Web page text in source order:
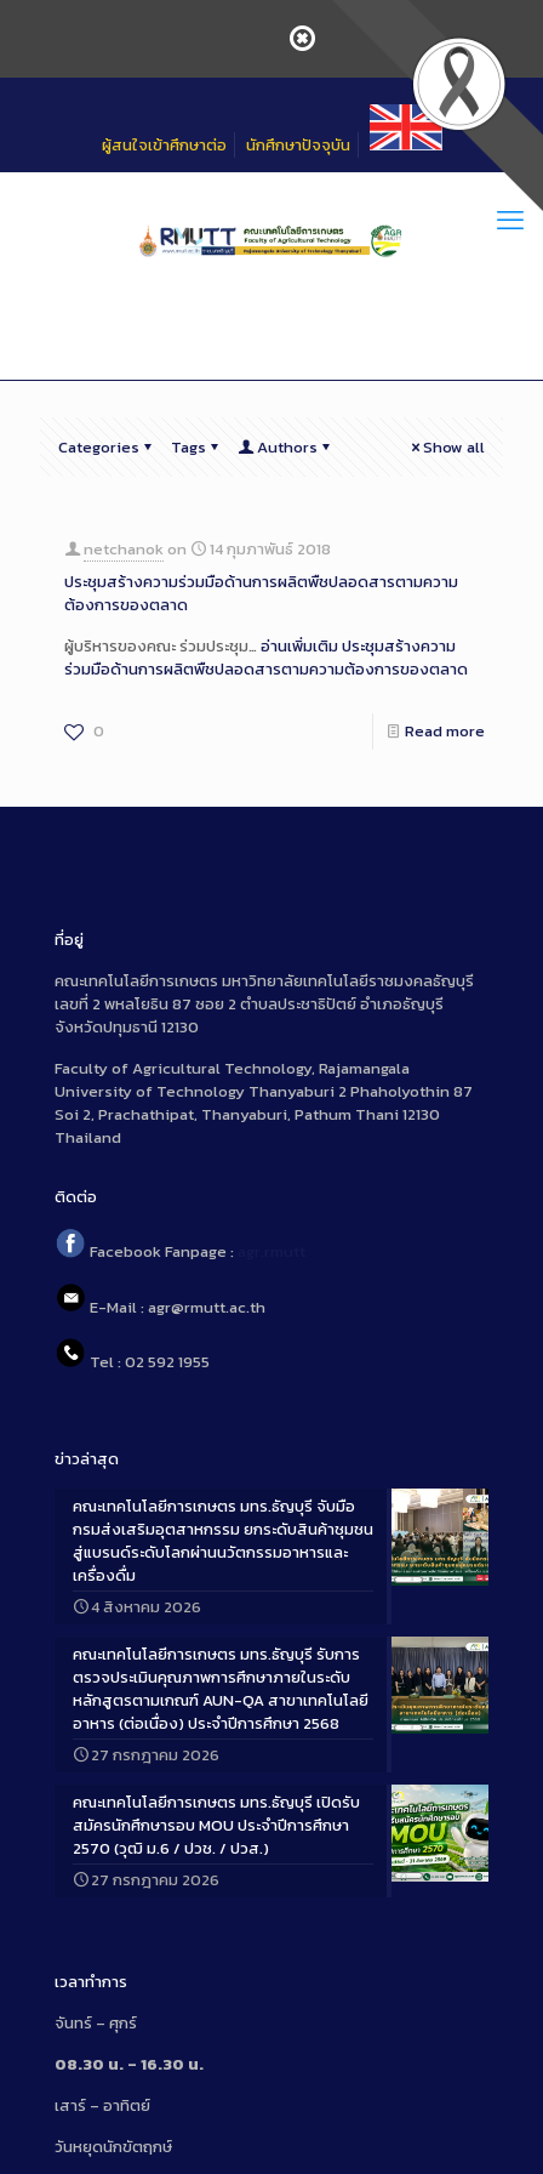
ผู้สนใจเข้าศึกษาต่อ นักศึกษาปัจจุบัน
Categories Tags Authors Show all
netchanok on
14 กุมภาพันธ์ 2018
ประชุมสร้างความร่วมมือด้านการผลิตพืชปลอดสารตามความ
ต้องการของตลาด
ผู้บริหารของคณะ ร่วมประชุม… อ่านเพิ่มเติมประชุมสร้างความ
ร่วมมือด้านการผลิตพืชปลอดสารตามความต้องการของตลาด
0 Read more
ที่อยู่
คณะเทคโนโลยีการเกษตร มหาวิทยาลัยเทคโนโลยีราชมงคลธัญบุรี
เลขที่ 2 พหลโยธิน 87 ซอย 2 ตำบลประชาธิปัตย์ อำเภอธัญบุรี
จังหวัดปทุมธานี 12130
Faculty of Agricultural Technology, Rajamangala
University of Technology Thanyaburi 2 Phaholyothin 87
Soi 2, Prachathipat, Thanyaburi, Pathum Thani 12130
Thailand
ติดต่อ
Facebook Fanpage :
E-Mail : agr@rmutt.ac.th
Tel : 02 592 1955
ข่าวล่าสุด
Long
คณะเทคโนโลยีการเกษตร มทร.ธัญบุรี จับมือ
กรมส่งเสริมอุตสาหกรรม ยกระดับสินค้าชุมชน
สู่แบรนด์ระดับโลกผ่านนวัตกรรมอาหารและ
เครื่องดื่ม
4 สิงหาคม 2026
Long
คณะเทคโนโลยีการเกษตร มทร.ธัญบุรี รับการ
ตรวจประเมินคุณภาพการศึกษาภายในระดับ
หลักสูตรตามเกณฑ์ AUN-QA สาขาเทคโนโลยี
อาหาร (ต่อเนื่อง) ประจำปีการศึกษา 2568
27 กรกฎาคม 2026
Long
คณะเทคโนโลยีการเกษตร มทร.ธัญบุรี เปิดรับ
สมัครนักศึกษารอบ MOU ประจำปีการศึกษา
2570 (วุฒิ ม.6 / ปวช. / ปวส.)
27 กรกฎาคม 2026
เวลาทำการ
จันทร์ – ศุกร์
08.30 น. – 16.30 น.
เสาร์ – อาทิตย์
วันหยุดนักขัตฤกษ์